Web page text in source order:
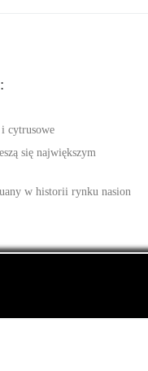
cytrusowe
się największym
w historii rynku nasion
-